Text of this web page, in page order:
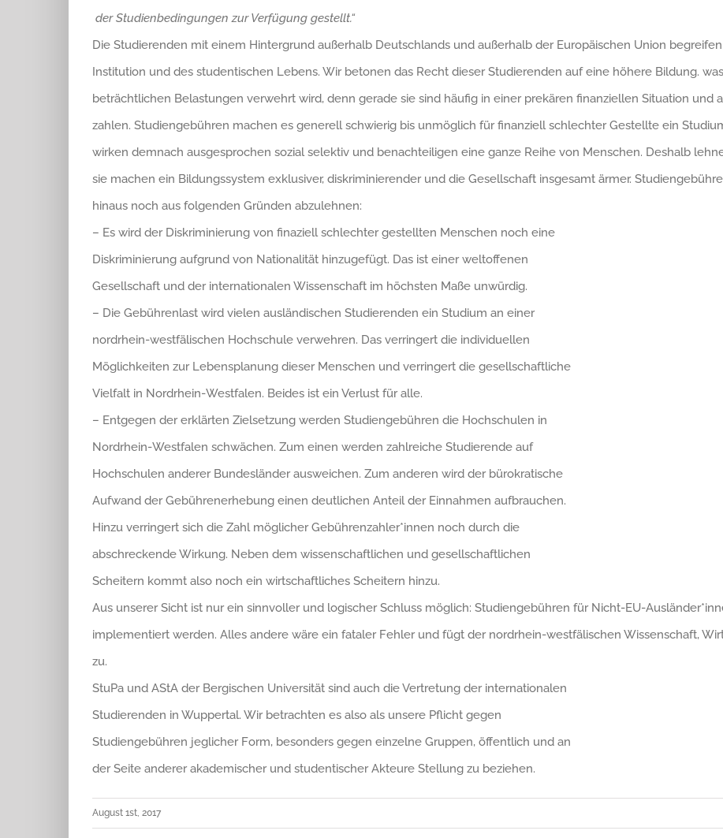
der Studienbedingungen zur Verfügung gestellt.“
Die Studierenden mit einem Hintergrund außerhalb Deutschlands und außerhalb der Europäischen Union
Institution und des studentischen Lebens. Wir betonen das Recht dieser Studierenden auf eine höhere Bildung.
beträchtlichen Belastungen verwehrt wird, denn gerade sie sind häufig in einer prekären finanziellen Situation und
zahlen. Studiengebühren machen es generell schwierig bis unmöglich für finanziell schlechter Gestellte ein
wirken demnach ausgesprochen sozial selektiv und benachteiligen eine ganze Reihe von Menschen. Deshalb
sie machen ein Bildungssystem exklusiver, diskriminierender und die Gesellschaft insgesamt ärmer.
hinaus noch aus folgenden Gründen abzulehnen:
– Es wird der Diskriminierung von finaziell schlechter gestellten Menschen noch eine
Diskriminierung aufgrund von Nationalität hinzugefügt. Das ist einer weltoffenen
Gesellschaft und der internationalen Wissenschaft im höchsten Maße unwürdig.
– Die Gebührenlast wird vielen ausländischen Studierenden ein Studium an einer
nordrhein-westfälischen Hochschule verwehren. Das verringert die individuellen
Möglichkeiten zur Lebensplanung dieser Menschen und verringert die gesellschaftliche
Vielfalt in Nordrhein-Westfalen. Beides ist ein Verlust für alle.
– Entgegen der erklärten Zielsetzung werden Studiengebühren die Hochschulen in
Nordrhein-Westfalen schwächen. Zum einen werden zahlreiche Studierende auf
Hochschulen anderer Bundesländer ausweichen. Zum anderen wird der bürokratische
Aufwand der Gebührenerhebung einen deutlichen Anteil der Einnahmen aufbrauchen.
Hinzu verringert sich die Zahl möglicher Gebührenzahler*innen noch durch die
abschreckende Wirkung. Neben dem wissenschaftlichen und gesellschaftlichen
Scheitern kommt also noch ein wirtschaftliches Scheitern hinzu.
Aus unserer Sicht ist nur ein sinnvoller und logischer Schluss möglich: Studiengebühren für Nicht-EU-
implementiert werden. Alles andere wäre ein fataler Fehler und fügt der nordrhein-westfälischen Wissenschaft,
zu.
StuPa und AStA der Bergischen Universität sind auch die Vertretung der internationalen
Studierenden in Wuppertal. Wir betrachten es also als unsere Pflicht gegen
Studiengebühren jeglicher Form, besonders gegen einzelne Gruppen, öffentlich und an
der Seite anderer akademischer und studentischer Akteure Stellung zu beziehen.
August 1st, 2017